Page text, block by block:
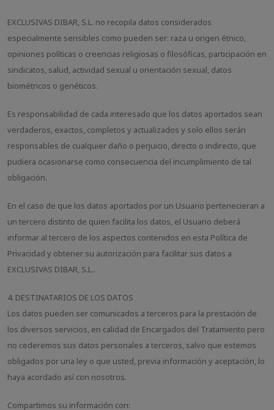
EXCLUSIVAS DIBAR, S.L. no recopila datos considerados
especialmente sensibles como pueden ser: raza u origen étnico,
opiniones políticas o creencias religiosas o filosóficas, participación en
sindicatos, salud, actividad sexual u orientación sexual, datos
biométricos o genéticos.
Es responsabilidad de cada interesado que los datos aportados sean
verdaderos, exactos, completos y actualizados y solo ellos serán
responsables de cualquier daño o perjuicio, directo o indirecto, que
pudiera ocasionarse como consecuencia del incumplimiento de tal
obligación.
En el caso de que los datos aportados por un Usuario pertenecieran a
un tercero distinto de quien facilita los datos, el Usuario deberá
informar al tercero de los aspectos contenidos en esta Política de
Privacidad y obtener su autorización para facilitar sus datos a
EXCLUSIVAS DIBAR, S.L..
4. DESTINATARIOS DE LOS DATOS
Los datos pueden ser comunicados a terceros para la prestación de
los diversos servicios, en calidad de Encargados del Tratamiento pero
no cederemos sus datos personales a terceros, salvo que estemos
obligados por una ley o que usted, previa información y aceptación, lo
haya acordado así con nosotros.
Compartimos su información con: